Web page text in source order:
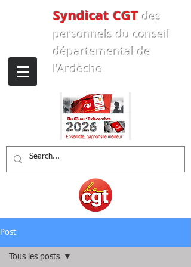
Syndicat CGT des
personnels du conseil
départemental de
l'Ardèche
Post
Tous les posts